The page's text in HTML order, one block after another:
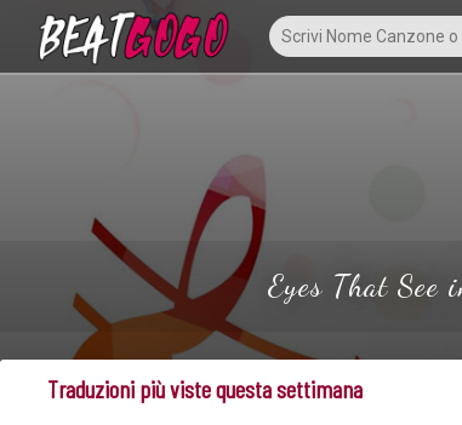
Eyes That See
Traduzioni più viste questa settimana